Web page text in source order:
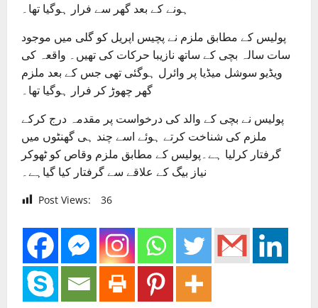
ہونے کے بعد گھر سے فرار ہوگیا تھا۔
پولیس کے مطابق ملزم نے پچیس اپریل کو گلی میں موجود
سات سالہ بچی کے ساتھ نازیبا حرکات کی تھیں۔ واقعہ کی
ویڈیو سوشل میڈیا پر وائرل ہوگئی تھی جس کے بعد ملزم
گھر چھوڑ کر فرار ہوگیا تھا۔
پولیس نے بچی کے والد کی درخواست پر مقدمہ درج کرکے
ملزم کی شناخت کرتے ہوئے اسے چند ہی گھنٹوں میں
گرفتار کرلیا ہے۔پولیس کے مطابق ملزم وقاص کو ٹھوکر
نیاز بیگ کے علاقے سے گرفتار کیا گیاہے۔
Post Views: 36